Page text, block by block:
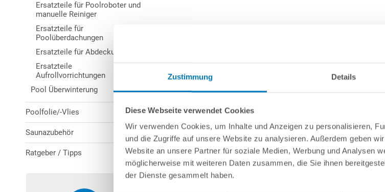
Zustimmung Details
Diese Webseite verwendet Cookies
Wir verwenden Cookies, um Inhalte und Anzeigen zu personalisieren,
und die Zugriffe auf unsere Website zu analysieren. Außerdem geben
Website an unsere Partner für soziale Medien, Werbung und Analysen
möglicherweise mit weiteren Daten zusammen, die Sie ihnen
der Dienste gesammelt haben.
Ersatzteile für Poolroboter und
manuelle Reiniger
Ersatzteile für
Poolüberdachungen
Ersatzteile für Abdeckungen
Ersatzteile
Aufrollvorrichtungen
Pool Überwinterung
Poolfolie/-Vlies
Saunazubehör
Ratgeber / Tipps